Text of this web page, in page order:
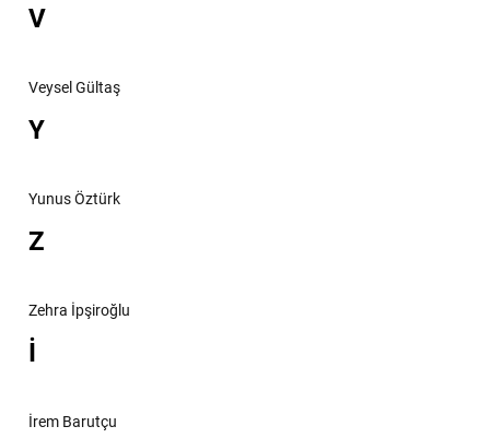
V
Veysel Gültaş
Y
Yunus Öztürk
Z
Zehra İpşiroğlu
İ
İrem Barutçu